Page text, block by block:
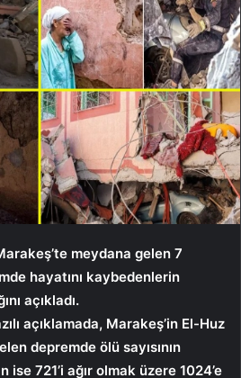
meydana gelen 7
hayatını kaybedenlerin
açıkladı.
açıklamada, Marakeş’in El-Huz
depremde ölü sayısının
ise 721’i ağır olmak üzere 1024’e